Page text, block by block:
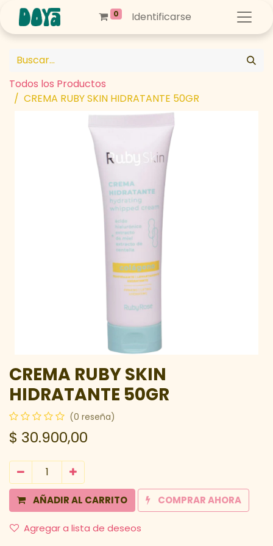
0 Identificarse
Todos los Productos
CREMA RUBY SKIN HIDRATANTE 50GR
CREMA RUBY SKIN
HIDRATANTE 50GR
(0 reseña)
$ 30.900,00
AÑADIR AL CARRITO COMPRAR AHORA
Agregar a lista de deseos